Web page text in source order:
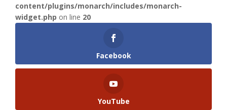
content/plugins/monarch/includes/monarch-
widget.php on line 20
Facebook
YouTube